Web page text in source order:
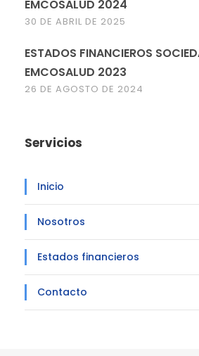
EMCOSALUD 2024
30 DE ABRIL DE 2025
ESTADOS FINANCIEROS
EMCOSALUD 2023
26 DE AGOSTO DE 2024
Servicios
Inicio
Nosotros
Estados financieros
Contacto